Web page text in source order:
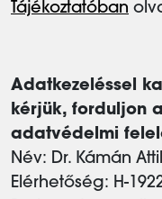
Tájékoztatóban
Adatkezeléssel
kérjük, forduljon
adatvédelmi
Név: Dr. Kámán
Elérhetőség: H-